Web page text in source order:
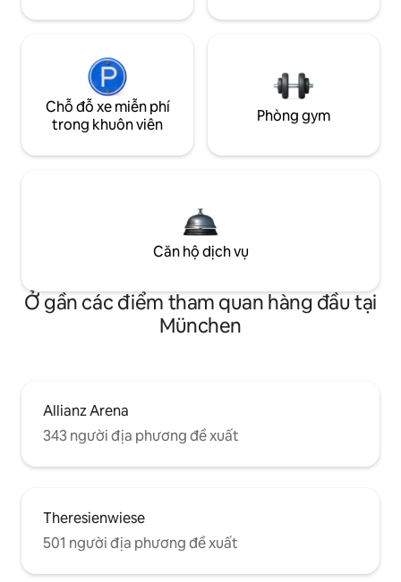
Chỗ đỗ xe miễn phí
trong khuôn viên
Phòng gym
Căn hộ dịch vụ
Ở gần các điểm tham quan hàng đầu tại
München
Allianz Arena
343 người địa phương đề xuất
Theresienwiese
501 người địa phương đề xuất